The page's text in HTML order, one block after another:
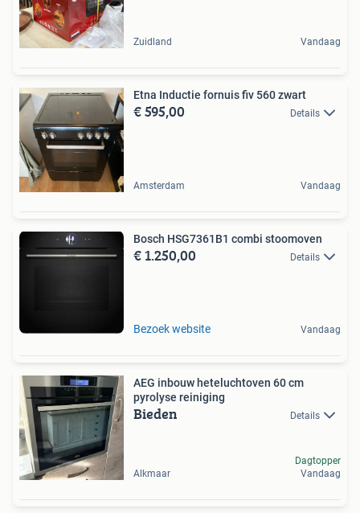
Zuidland Vandaag
Etna Inductie fornuis fiv 560 zwart
€ 595,00 Details
Amsterdam Vandaag
Bosch HSG7361B1 combi stoomoven
€ 1.250,00 Details
Bezoek website Vandaag
AEG inbouw heteluchtoven 60 cm
pyrolyse reiniging
Bieden Details
Alkmaar
Dagtopper
Vandaag